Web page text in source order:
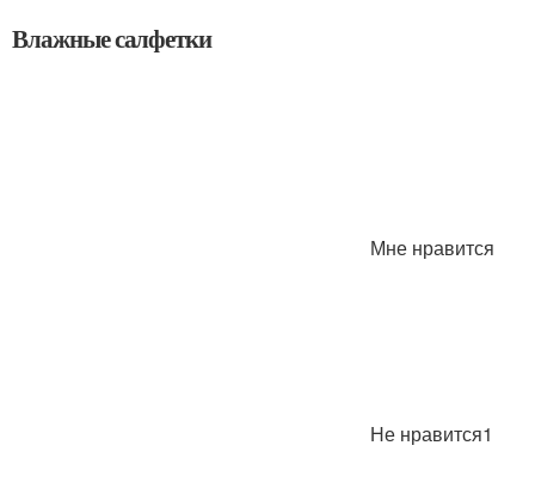
Влажные салфетки
Мне нравится
Не нравится1